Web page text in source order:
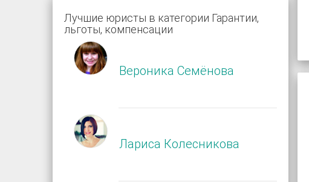
Лучшие юристы в категории Гарантии,
льготы, компенсации
Вероника Семёнова
Лариса Колесникова